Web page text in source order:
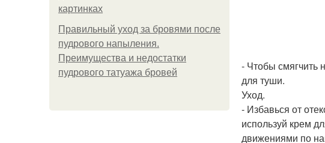
картинках
Правильный уход за бровями после
пудрового напыления.
Преимущества и недостатки
пудрового татуажа бровей
- Чтобы смягчить
для туши.
Уход.
- Избавься от
используй крем
движениями по